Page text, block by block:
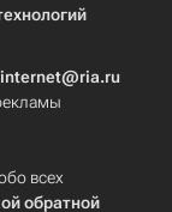
всех
обратной